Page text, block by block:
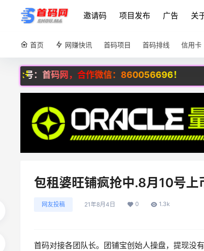
邀请码 项目发布 广告 关
首页 网赚快讯 首码项目 首码排线 信用卡
码网，合作微信：860056696！
包租婆旺铺疯抢中.8月10号上
网友投稿 21年8月4日 0 1.3k
首码对接各团队长。团铺宝创始人操盘，提现没